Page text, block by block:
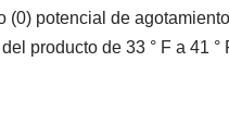
(0) potencial de
producto de 33 ° F a 41 °